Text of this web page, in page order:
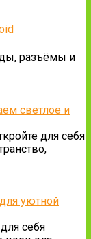
разъёмы и
светлое и
для себя
уютной
себя